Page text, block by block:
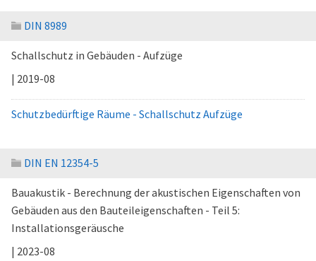
DIN 8989
Schallschutz in Gebäuden - Aufzüge
| 2019-08
Schutzbedürftige Räume - Schallschutz Aufzüge
DIN EN 12354-5
Bauakustik - Berechnung der akustischen Eigenschaften von
Gebäuden aus den Bauteileigenschaften - Teil 5:
Installationsgeräusche
| 2023-08